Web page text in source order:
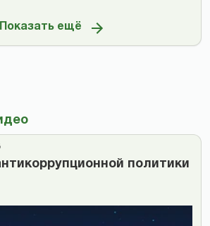
Показать ещё
политики